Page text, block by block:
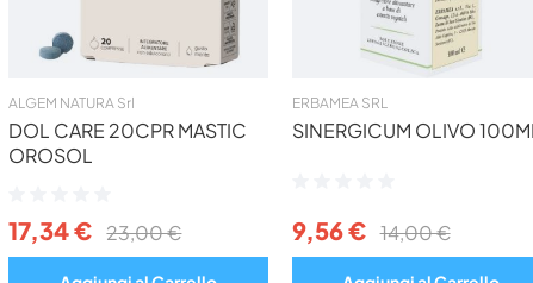
ALGEM NATURA Srl
DOL CARE 20CPR MASTIC
OROSOL
17,34 € 23,00 €
ERBAMEA SRL
SINERGICUM OLIVO
9,56 € 14,00 €